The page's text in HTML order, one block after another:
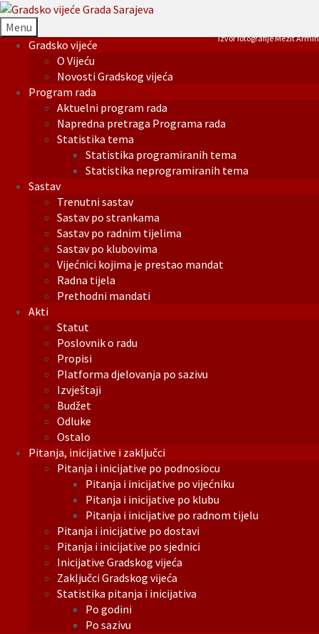
Menu
Gradsko vijeće
O Vijeću
Novosti Gradskog vijeća
Program rada
Aktuelni program rada
Napredna pretraga Programa rada
Statistika tema
Statistika programiranih tema
Statistika neprogramiranih tema
Sastav
Trenutni sastav
Sastav po strankama
Sastav po radnim tijelima
Sastav po klubovima
Vijećnici kojima je prestao mandat
Radna tijela
Prethodni mandati
Akti
Statut
Poslovnik o radu
Propisi
Platforma djelovanja po sazivu
Izvještaji
Budžet
Odluke
Ostalo
Pitanja, inicijative i zaključci
Pitanja i inicijative po podnosiocu
Pitanja i inicijative po vijećniku
Pitanja i inicijative po klubu
Pitanja i inicijative po radnom tijelu
Pitanja i inicijative po dostavi
Pitanja i inicijative po sjednici
Inicijative Gradskog vijeća
Zaključci Gradskog vijeća
Statistika pitanja i inicijativa
Po godini
Po sazivu
Izvor fotografije Mezit Armin